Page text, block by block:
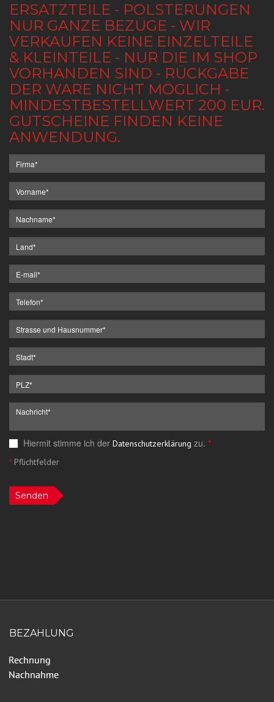
ERSATZTEILE - POLSTERUNGEN
NUR GANZE BEZÜGE - WIR
VERKAUFEN KEINE EINZELTEILE
& KLEINTEILE - NUR DIE IM SHOP
VORHANDEN SIND - RÜCKGABE
DER WARE NICHT MÖGLICH -
MINDESTBESTELLWERT 200 EUR.
GUTSCHEINE FINDEN KEINE
ANWENDUNG.
Hiermit stimme ich der Datenschutzerklärung zu. *
*Pflichtfelder
Senden
BEZAHLUNG